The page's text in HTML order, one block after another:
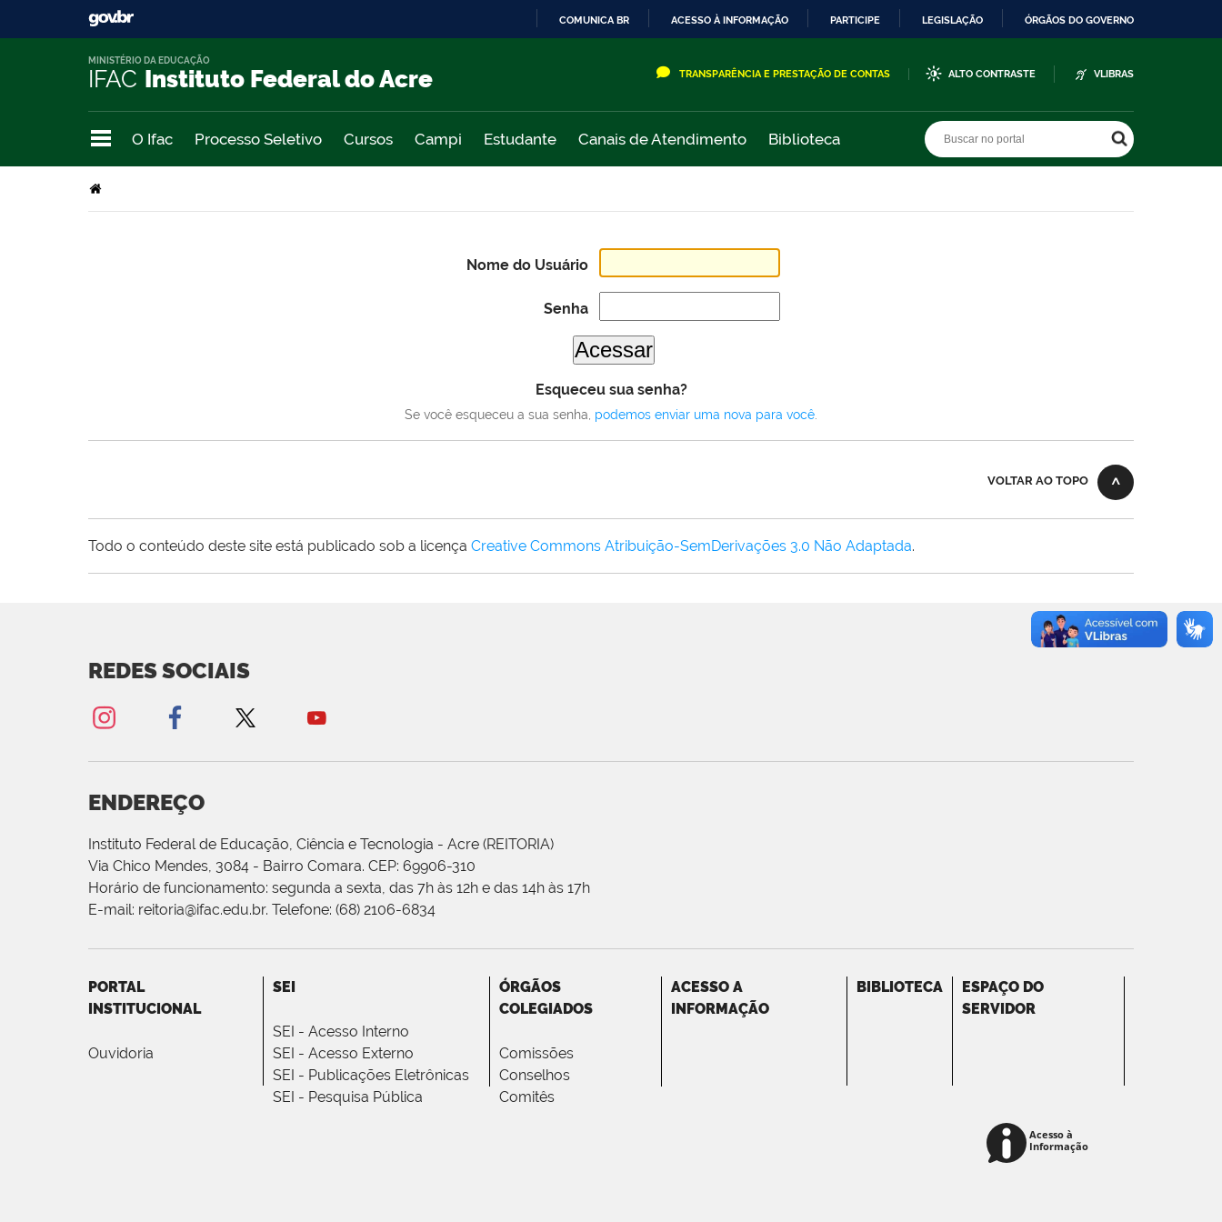
COMUNICA BR ACESSO À INFORMAÇÃO PARTICIPE LEGISLAÇÃO ÓRGÃOS DO GOVERNO
IFAC Instituto Federal do Acre
MINISTÉRIO DA EDUCAÇÃO
TRANSPARÊNCIA E PRESTAÇÃO DE CONTAS ALTO CONTRASTE VLIBRAS
O Ifac Processo Seletivo Cursos Campi Estudante Canais de Atendimento Biblioteca
Nome do Usuário
Senha
Esqueceu sua senha?
Se você esqueceu a sua senha, podemos enviar uma nova para você
VOLTAR AO TOPO
Todo o conteúdo deste site está publicado sob a licença Creative Commons Atribuição-SemDerivações 3.0 Não Adaptada.
REDES SOCIAIS
ENDEREÇO
Instituto Federal de Educação, Ciência e Tecnologia - Acre (REITORIA)
Via Chico Mendes, 3084 - Bairro Comara. CEP: 69906-310
Horário de funcionamento: segunda a sexta, das 7h às 12h e das 14h às 17h
E-mail: reitoria@ifac.edu.br. Telefone: (68) 2106-6834
PORTAL
INSTITUCIONAL
Ouvidoria
SEI
SEI - Acesso Interno
SEI - Acesso Externo
SEI - Publicações Eletrônicas
SEI - Pesquisa Pública
ÓRGÃOS
COLEGIADOS
Comissões
Conselhos
Comitês
ACESSO A
INFORMAÇÃO
BIBLIOTECA
ESPAÇO DO
SERVIDOR